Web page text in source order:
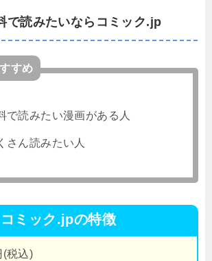
で読みたいならコミック.jp
すめ
で読みたい漫画がある人
さん読みたい人
コミック.jpの特徴
(税込)